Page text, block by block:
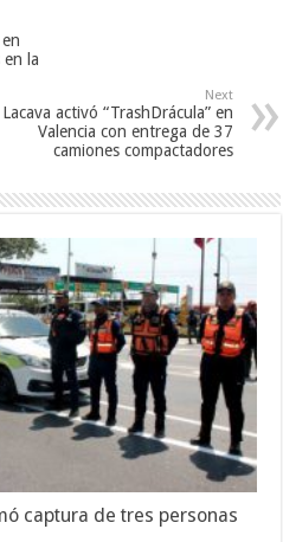
la
Next
Lacava activó “TrashDrácula” en
Valencia con entrega de 37
camiones compactadores
captura de tres personas